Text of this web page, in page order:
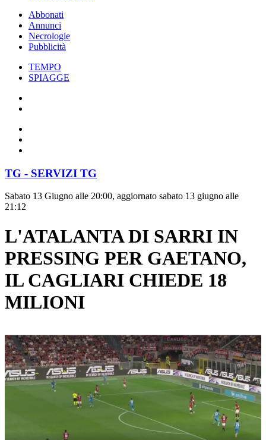
Abbonati
Annunci
Necrologie
Pubblicità
TEMPO
SPIAGGE
TG - SERVIZI TG
Sabato 13 Giugno alle 20:00, aggiornato sabato 13 giugno alle
21:12
L'ATALANTA DI SARRI IN
PRESSING PER GAETANO,
IL CAGLIARI CHIEDE 18
MILIONI